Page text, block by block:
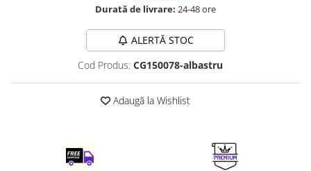
LEGO Speed Champions
Durată de livrare: 24-48 ore
ALERTĂ STOC
Cod Produs: CG150078-albastru
Adaugă la Wishlist